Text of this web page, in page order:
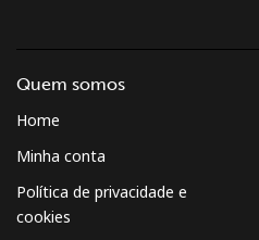
Quem somos
Home
Minha conta
Política de privacidade e
cookies